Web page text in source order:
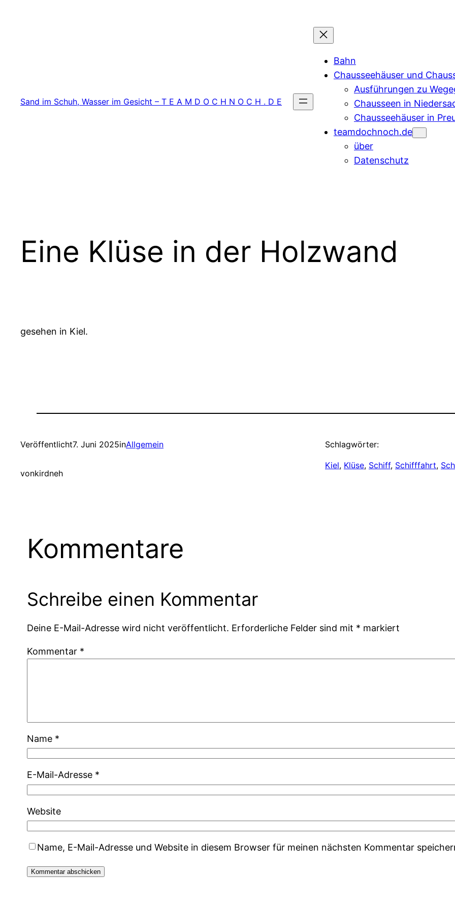
Sand im Schuh, Wasser im Gesicht – T E A M D O C H N O C H . D E
Bahn
Chausseehäuser und
Ausführungen zu
Chausseen in
Chausseehäuser in
teamdochnoch.de
über
Datenschutz
Eine Klüse in der Holzwand
gesehen in Kiel.
Veröffentlicht7. Juni 2025inAllgemein
vonkirdneh
Schlagwörter:
Kiel, Klüse, Schiff, Schifffahrt,
Kommentare
Schreibe einen Kommentar
Deine E-Mail-Adresse wird nicht veröffentlicht. Erforderliche Felder sind mit * markiert
Kommentar *
Name *
E-Mail-Adresse *
Website
Name, E-Mail-Adresse und Website in diesem Browser für meinen nächsten Kommentar